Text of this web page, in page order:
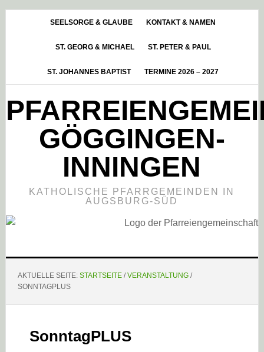
HauptsidebarSEELSORGE & GLAUBE KONTAKT & NAMEN
ST. GEORG & MICHAEL ST. PETER & PAUL
ST. JOHANNES BAPTIST TERMINE 2026 – 2027
GÖGGINGEN-
INNINGEN
KATHOLISCHE PFARRGEMEINDEN IN
AUGSBURG-SÜD
AKTUELLE SEITE: STARTSEITE / VERANSTALTUNG /
SONNTAGPLUS
SonntagPLUS